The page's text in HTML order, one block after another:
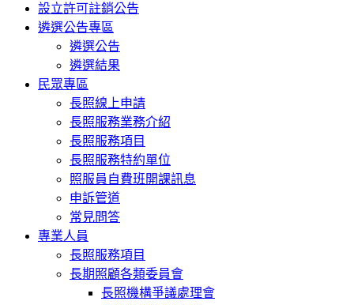
設立許可註銷公告
遴選公告專區
遴選公告
遴選結果
民眾專區
長照線上申請
長照服務業務介紹
長照服務項目
長照服務特約單位
照服員自費班開課訊息
申訴管道
常見問答
專業人員
長照服務項目
長期照顧各類委員會
長照機構爭議處理會